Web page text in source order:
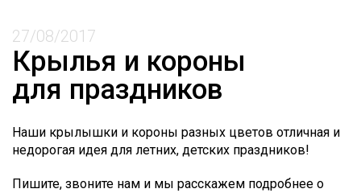
27/08/2017
Крылья и короны
для праздников
Наши крылышки и короны разных цветов отличная и
недорогая идея для летних, детских праздников!
Пишите, звоните нам и мы расскажем подробнее о